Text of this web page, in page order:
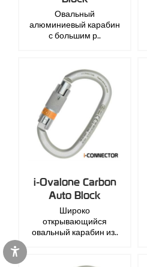
Овальный
алюминиевый карабин
с большим р..
i-Ovalone Carbon
Auto Block
Широко
открывающийся
овальный карабин из..